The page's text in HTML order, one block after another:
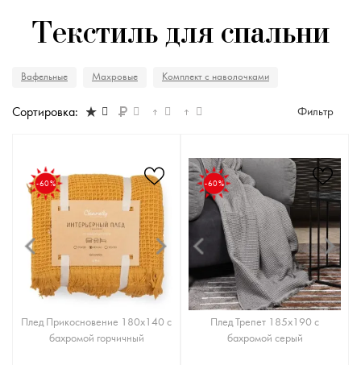
Текстиль для спальни
Вафельные Махровые Комплект с наволочками
Фильтр
Сортировка:
-60%
Плед Прикосновение 180x140 с
бахромой горчичный
-60%
Плед Трепет 185x190 с
бахромой серый